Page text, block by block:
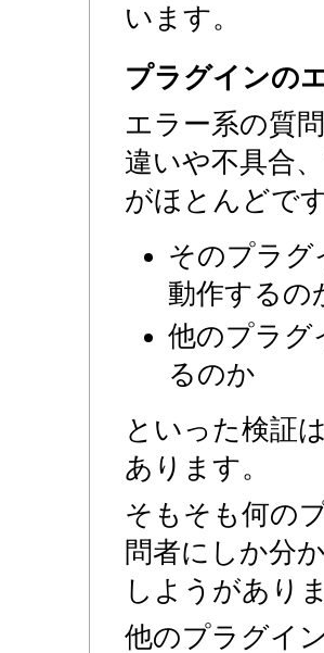
います。
プラグインの
エラー系の質
違いや不具合
がほとんどです
そのプラグ
動作するの
他のプラグ
るのか
といった検証
あります。
そもそも何の
問者にしか分
しようがあり
他のプラグイ